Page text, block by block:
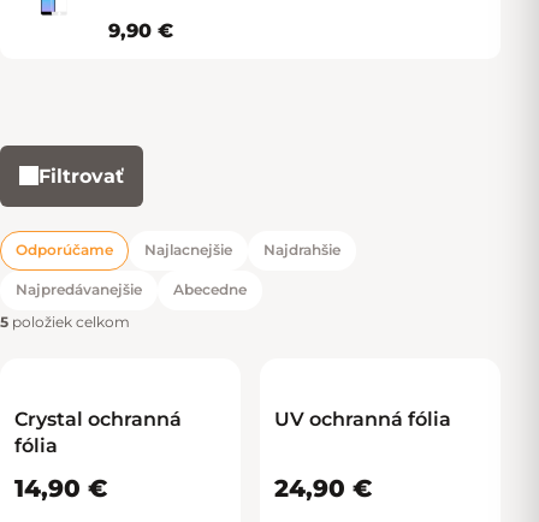
9,90 €
Filtrovať
Radenie produktov
Odporúčame Najlacnejšie Najdrahšie
Najpredávanejšie
Abecedne
5 položiek celkom
Výpis produktov
Crystal ochranná
fólia
14,90 €
UV ochranná fólia
24,90 €